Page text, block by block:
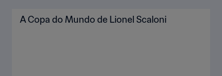
A Copa do Mundo de Lionel Scaloni